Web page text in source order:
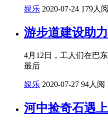
娱乐 2020-07-24 179人阅
游步道建设助
4月12日，工人们在巴
最后
娱乐 2020-07-27 94人阅
河中捡奇石遇